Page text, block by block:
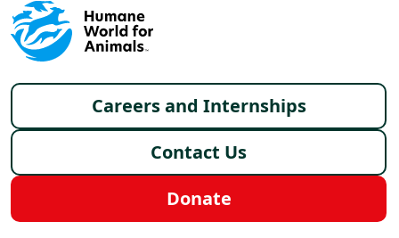
Footer menu
Careers and Internships
Contact Us
Donate